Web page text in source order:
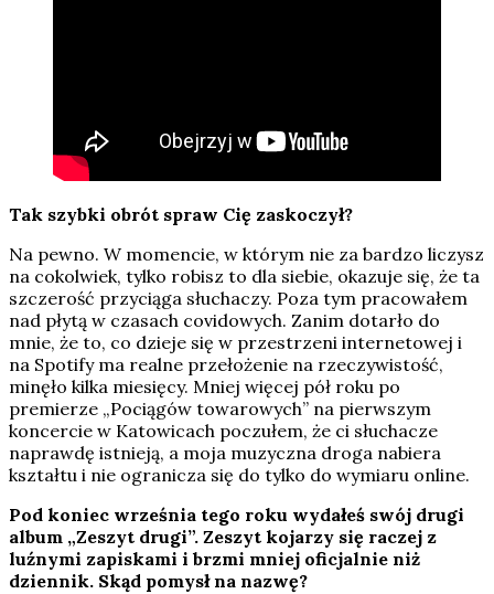
Tak szybki obrót spraw Cię zaskoczył?
Na pewno. W momencie, w którym nie za bardzo liczysz
na cokolwiek, tylko robisz to dla siebie, okazuje się, że ta
szczerość przyciąga słuchaczy. Poza tym pracowałem
nad płytą w czasach covidowych. Zanim dotarło do
mnie, że to, co dzieje się w przestrzeni internetowej i
na Spotify ma realne przełożenie na rzeczywistość,
minęło kilka miesięcy. Mniej więcej pół roku po
premierze „Pociągów towarowych” na pierwszym
koncercie w Katowicach poczułem, że ci słuchacze
naprawdę istnieją, a moja muzyczna droga nabiera
kształtu i nie ogranicza się do tylko do wymiaru online.
Pod koniec września tego roku wydałeś swój drugi
album „Zeszyt drugi”. Zeszyt kojarzy się raczej z
luźnymi zapiskami i brzmi mniej oficjalnie niż
dziennik. Skąd pomysł na nazwę?